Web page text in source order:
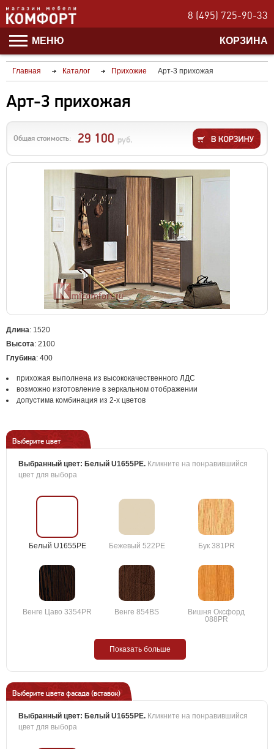
8 (495) 725-90-33
МЕНЮ КОРЗИНА
Главная Каталог Прихожие Арт-3 прихожая
Арт-3 прихожая
Общая стоимость: 29 100 руб.
Длина: 1520
Высота: 2100
Глубина: 400
прихожая выполнена из высококачественного ЛДС
возможно изготовление в зеркальном отображении
допустима комбинация из 2-х цветов
Выберите цвет
Выбранный цвет: Белый U1655PE. Кликните на понравившийся
цвет для выбора
Белый U1655PE Бежевый 522PE Бук 381PR
Венге Цаво 3354PR Венге 854BS
Вишня Оксфорд
088PR
Показать больше
Выберите цвета фасада (вставок)
Выбранный цвет: Белый U1655PE. Кликните на понравившийся
цвет для выбора